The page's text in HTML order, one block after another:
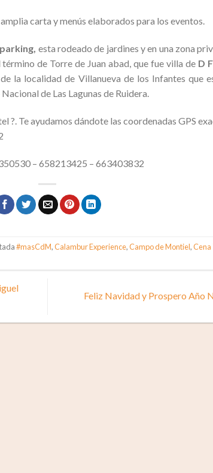
carta y menús elaborados para los eventos.
parking, esta rodeado de jardines y en una zona
de Torre de Juan abad, que fue villa de D
la localidad de Villanueva de los Infantes que
de Las Lagunas de Ruidera.
?. Te ayudamos dándote las coordenadas GPS
– 658213425 – 663403832
#masCdM,Calambur Experience,Campo de Montiel,
Feliz Navidad y Prospero Año